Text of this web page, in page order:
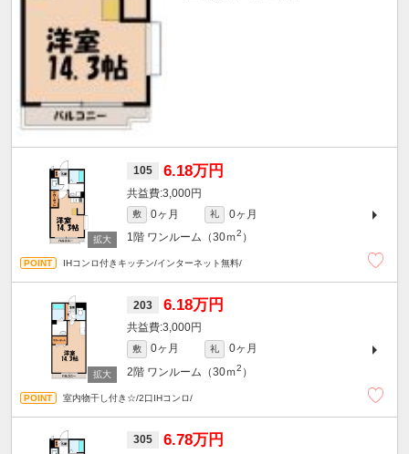
105 6.18万円
3,000円
敷 0ヶ月 礼
0ヶ月
1階 ワンルーム（30ｍ2 ）
IHコンロ付きキッチン/インターネット無料/
203 6.18万円
3,000円
敷 0ヶ月 礼
0ヶ月
2階 ワンルーム（30ｍ2 ）
室内物干し付き☆/2口IHコンロ/
305 6.78万円